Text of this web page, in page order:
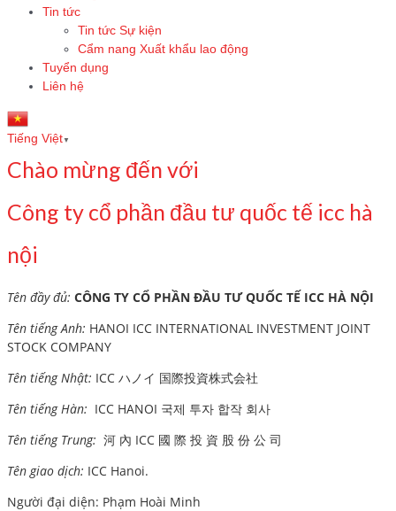
Tin tức
Tin tức Sự kiện
Cẩm nang Xuất khẩu lao động
Tuyển dụng
Liên hệ
Tiếng Việt ▼
Chào mừng đến với
Công ty cổ phần đầu tư quốc tế icc hà
nội
Tên đầy đủ: CÔNG TY CỔ PHẦN ĐẦU TƯ QUỐC TẾ ICC HÀ NỘI
Tên tiếng Anh: HANOI ICC INTERNATIONAL INVESTMENT JOINT
STOCK COMPANY
Tên tiếng Nhật: ICC ハノイ 国際投資株式会社
Tên tiếng Hàn: ICC HANOI 국제 투자 합작 회사
Tên tiếng Trung: 河 內 ICC 國 際 投 資 股 份 公 司
Tên giao dịch: ICC Hanoi.
Người đại diện: Phạm Hoài Minh